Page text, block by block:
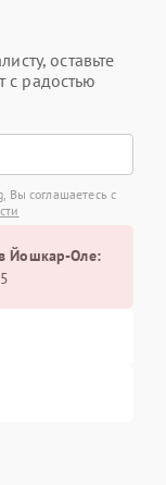
оставьте
с радостью
Вы соглашаетесь с
Йошкар-Оле: